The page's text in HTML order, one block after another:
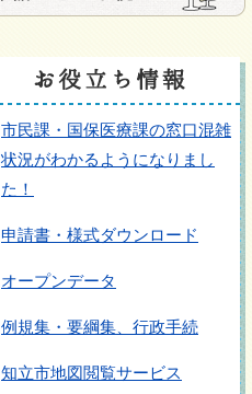
市民課・国保医療課の窓口混雑
状況がわかるようになりまし
た！
申請書・様式ダウンロード
オープンデータ
例規集・要綱集、行政手続
知立市地図閲覧サービス